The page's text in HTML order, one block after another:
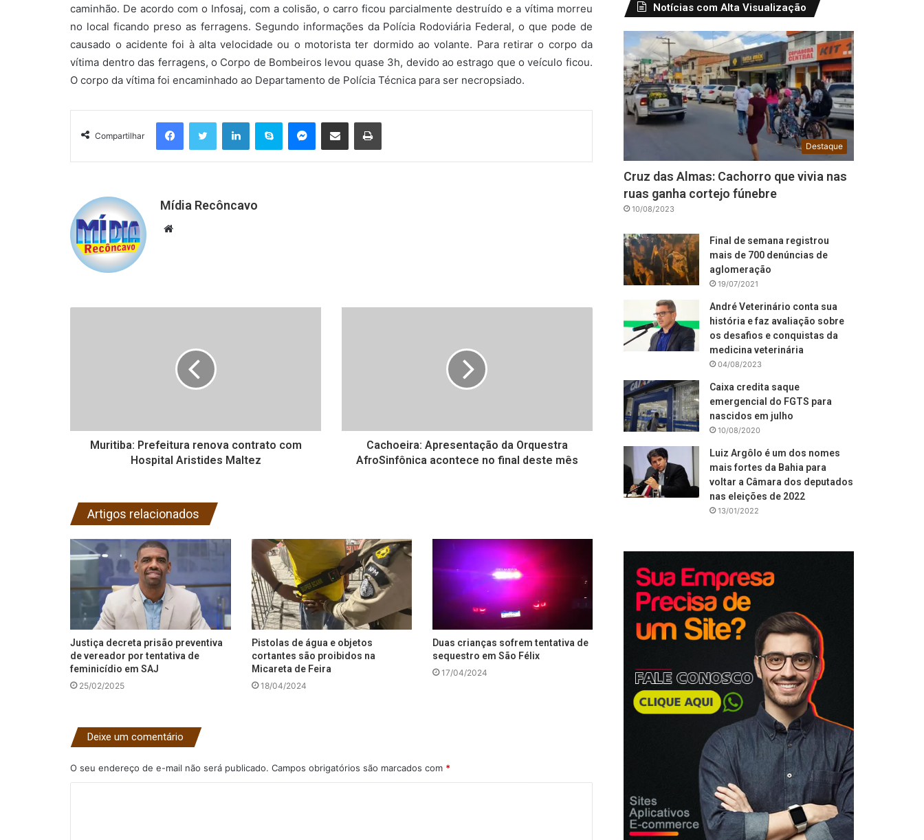
caminhão. De acordo com o Infosaj, com a colisão, o carro ficou parcialmente destruído e a vítima morreu
no local ficando preso as ferragens. Segundo informações da Polícia Rodoviária Federal, o que pode de
causado o acidente foi à alta velocidade ou o motorista ter dormido ao volante. Para retirar o corpo da
vítima dentro das ferragens, o Corpo de Bombeiros levou quase 3h, devido ao estrago que o veículo ficou.
O corpo da vítima foi encaminhado ao Departamento de Polícia Técnica para ser necropsiado.
Compartilhar
FacebookTwitter LinkedinSkype Messenger
Compartilhar via e-mail Imprimir
Mídia Recôncavo
Website
Muritiba: Prefeitura renova contrato com
Hospital Aristides Maltez
Cachoeira: Apresentação da Orquestra
AfroSinfônica acontece no final deste mês
Artigos relacionados
Justiça decreta prisão preventiva
de vereador por tentativa de
feminicídio em SAJ
25/02/2025
Pistolas de água e objetos
cortantes são proibidos na
Micareta de Feira
18/04/2024
Duas crianças sofrem tentativa de
sequestro em São Félix
17/04/2024
Deixe um comentário
O seu endereço de e-mail não será publicado. Campos obrigatórios são marcados com *
Notícias com Alta Visualização
Destaque
Cruz das Almas: Cachorro que vivia nas
ruas ganha cortejo fúnebre
10/08/2023
Final de semana registrou
mais de 700 denúncias de
aglomeração
19/07/2021
André Veterinário conta sua
história e faz avaliação sobre
os desafios e conquistas da
medicina veterinária
04/08/2023
Caixa credita saque
emergencial do FGTS para
nascidos em julho
10/08/2020
Luiz Argôlo é um dos nomes
mais fortes da Bahia para
voltar a Câmara dos deputados
nas eleições de 2022
13/01/2022